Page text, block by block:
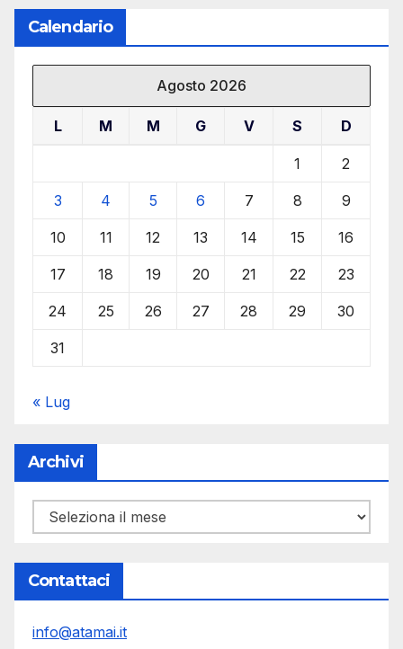
Calendario
Agosto 2026
L M M G V S D
1 2
3 4 5 6 7 8 9
10 11 12 13 14 15 16
17 18 19 20 21 22 23
24 25 26 27 28 29 30
31
« Lug
Archivi
Archivi
Contattaci
info@atamai.it